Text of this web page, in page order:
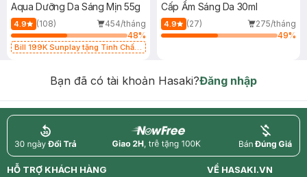
Aqua Dưỡng Da Sáng Mịn 55g
4.9 (108)
454/tháng
48%
Bill 199K Sunplay tặng Tinh Chất
Cấp Ẩm Sáng Da 30ml
4.9 (27)
275/tháng
49%
Bạn đã có tài khoản Hasaki?Đăng nhập
return nowfree price
HỖ TRỢ KHÁCH HÀNG
VỀ HASAKI.VN